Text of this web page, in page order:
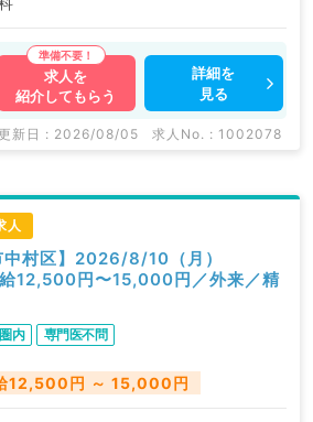
求人を
紹介してもらう
詳細を
見る
新日 : 2026/08/05 求人No. : 1002078
人
中村区】2026/8/10（月）
12,500円〜15,000円／外来／精
内 専門医不問
12,500円 ～ 15,000円